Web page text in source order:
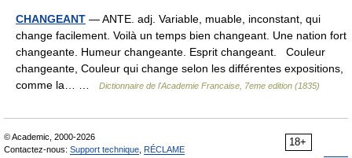
CHANGEANT — ANTE. adj. Variable, muable, inconstant, qui
change facilement. Voilà un temps bien changeant. Une nation fort
changeante. Humeur changeante. Esprit changeant. Couleur
changeante, Couleur qui change selon les différentes expositions,
comme la… …
Dictionnaire de l'Academie Francaise, 7eme edition (1835)
18+
© Academic, 2000-2026
Contactez-nous: Support technique RÉCLAME